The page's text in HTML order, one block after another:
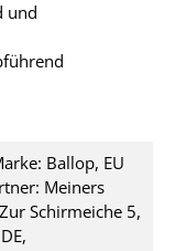
und
Ballop, EU
Meiners
Schirmeiche 5,